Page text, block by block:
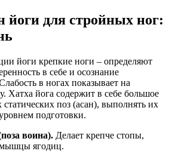
йоги для стройных ног:
йоги крепкие ноги – определяют
в себе и осознание
в ногах показывает на
Хатха йога содержит в себе большое
поз (асан), выполнять их
подготовки.
воина). Делает крепче стопы,
ягодиц.